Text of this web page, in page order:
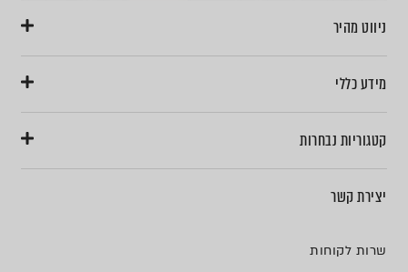
ניווט מהיר
מידע כללי
קטגוריות נבחרות
יצירת קשר
שרות לקוחות